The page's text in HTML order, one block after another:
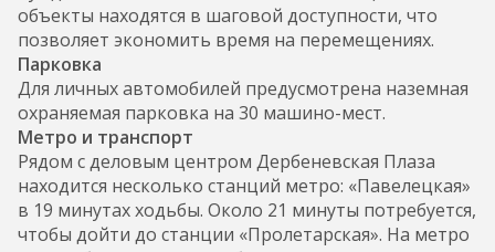
объекты находятся в шаговой доступности, что
позволяет экономить время на перемещениях.
Парковка
Для личных автомобилей предусмотрена наземная
охраняемая парковка на 30 машино-мест.
Метро и транспорт
Рядом с деловым центром Дербеневская Плаза
находится несколько станций метро: «Павелецкая»
в 19 минутах ходьбы. Около 21 минуты потребуется,
чтобы дойти до станции «Пролетарская». На метро